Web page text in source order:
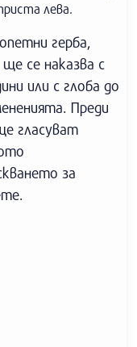
лева.
герба,
се наказва с
или с глоба до
Преди
гласуват
за